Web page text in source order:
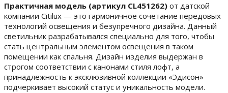
Практичная модель (артикул CL451262) от датской
компании Citilux — это гармоничное сочетание передовых
технологий освещения и безупречного дизайна. Данный
светильник разрабатывался специально для того, чтобы
стать центральным элементом освещения в таком
помещении как спальня. Дизайн изделия выдержан в
строгом соответствии с канонами стиля лофт, а
принадлежность к эксклюзивной коллекции «Эдисон»
подчеркивает высокий статус и уникальность модели.